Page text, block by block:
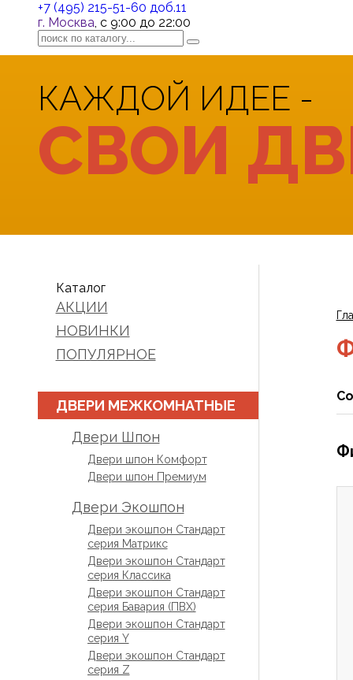
+7 (495) 215-51-60 доб.11
г. Москва, с 9:00 до 22:00
КАЖДОЙ ИДЕЕ -
СВОИ
Каталог
АКЦИИ
НОВИНКИ
ПОПУЛЯРНОЕ
ДВЕРИ МЕЖКОМНАТНЫЕ
Двери Шпон
Двери шпон Комфорт
Двери шпон Премиум
Двери Экошпон
Двери экошпон Стандарт
серия Матрикс
Двери экошпон Стандарт
серия Классика
Двери экошпон Стандарт
серия Бавария (ПВХ)
Двери экошпон Стандарт
серия Y
Двери экошпон Стандарт
серия Z